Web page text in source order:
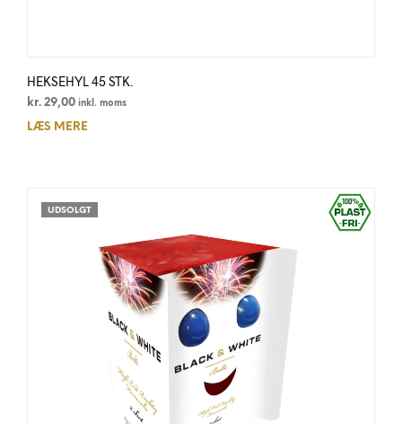
HEKSEHYL 45 STK.
kr. 29,00 inkl. moms
LÆS MERE
UDSOLGT